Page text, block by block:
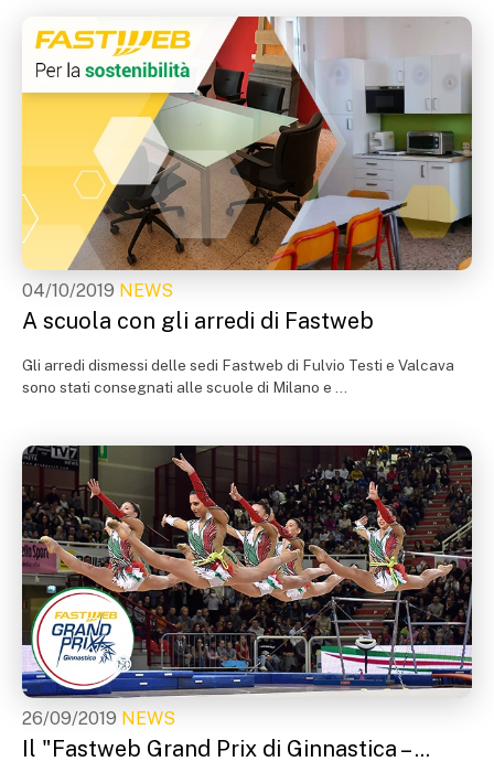
04/10/2019 NEWS
A scuola con gli arredi di Fastweb
Gli arredi dismessi delle sedi Fastweb di Fulvio Testi e Valcava
sono stati consegnati alle scuole di Milano e ...
26/09/2019 NEWS
Il "Fastweb Grand Prix di Ginnastica – ...